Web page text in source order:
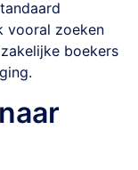
vooral zoeken
boekers